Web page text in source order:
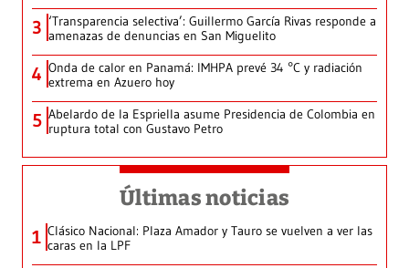
3 ‘Transparencia selectiva’: Guillermo García Rivas responde a
amenazas de denuncias en San Miguelito
4 Onda de calor en Panamá: IMHPA prevé 34 °C y radiación
extrema en Azuero hoy
5 Abelardo de la Espriella asume Presidencia de Colombia en
ruptura total con Gustavo Petro
Últimas noticias
1 Clásico Nacional: Plaza Amador y Tauro se vuelven a ver las
caras en la LPF